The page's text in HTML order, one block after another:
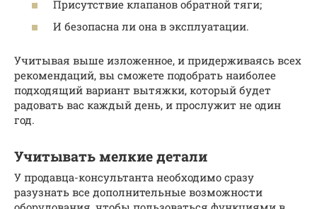
Присутствие клапанов обратной тяги;
И безопасна ли она в эксплуатации.
Учитывая выше изложенное, и придерживаясь всех
рекомендаций, вы сможете подобрать наиболее
подходящий вариант вытяжки, который будет
радовать вас каждый день, и прослужит не один
год.
Учитывать мелкие детали
У продавца-консультанта необходимо сразу
разузнать все дополнительные возможности